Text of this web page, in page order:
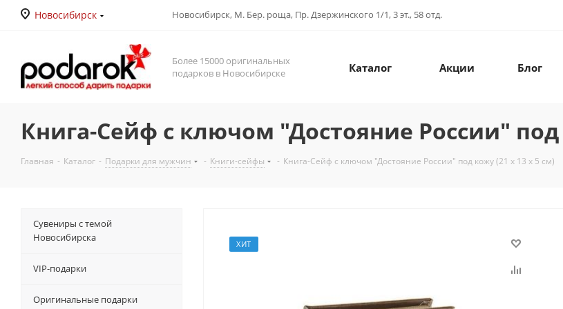
Новосибирск Новосибирск, М. Бер. роща, Пр. Дзержинского 1/1, 3 эт., 58 отд.
Более 15000 оригинальных
подарков в Новосибирске
Каталог Акции Блог
Книга-Сейф с ключом "Достояние России" под
Главная - Каталог - Подарки для мужчин - Книги-сейфы - Книга-Сейф с ключом "Достояние России" под кожу (21 х 13 х 5 см)
ХИТ
Сувениры с темой
Новосибирска
VIP-подарки
Оригинальные подарки